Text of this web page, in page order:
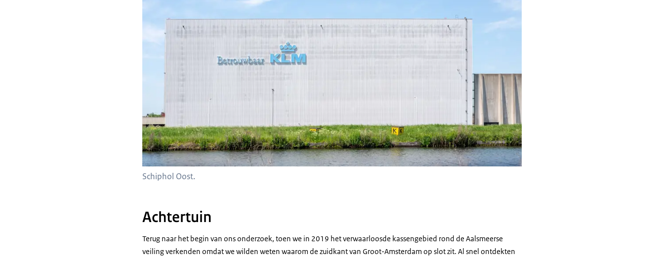
Schiphol Oost.
Achtertuin
Terug naar het begin van ons onderzoek, toen we in 2019 het verwaarloosde kassengebied rond de Aalsmeerse
veiling verkenden omdat we wilden weten waarom de zuidkant van Groot-Amsterdam op slot zit. Al snel ontdekten